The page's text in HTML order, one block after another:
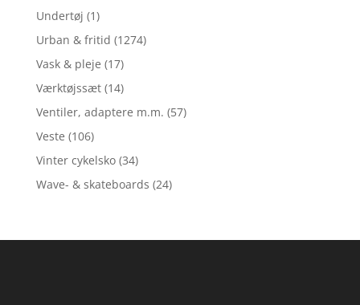
Undertøj (1)
Urban & fritid (1274)
Vask & pleje (17)
Værktøjssæt (14)
Ventiler, adaptere m.m. (57)
Veste (106)
Vinter cykelsko (34)
Wave- & skateboards (24)